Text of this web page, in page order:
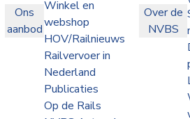
Ons
aanbod
Winkel en
webshop
HOV/Railnieuws
Railvervoer in
Nederland
Publicaties
Op de Rails
Over de
NVBS